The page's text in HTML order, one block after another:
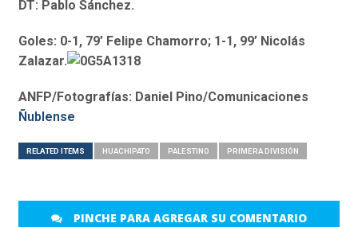
DT: Pablo Sánchez.
Goles: 0-1, 79’ Felipe Chamorro; 1-1, 99’ Nicolás
Zalazar.
ANFP/Fotografías: Daniel Pino/Comunicaciones
Ñublense
RELATED ITEMS HUACHIPATO PALESTINO PRIMERA DIVISIÓN
PINCHE PARA AGREGAR SU COMENTARIO